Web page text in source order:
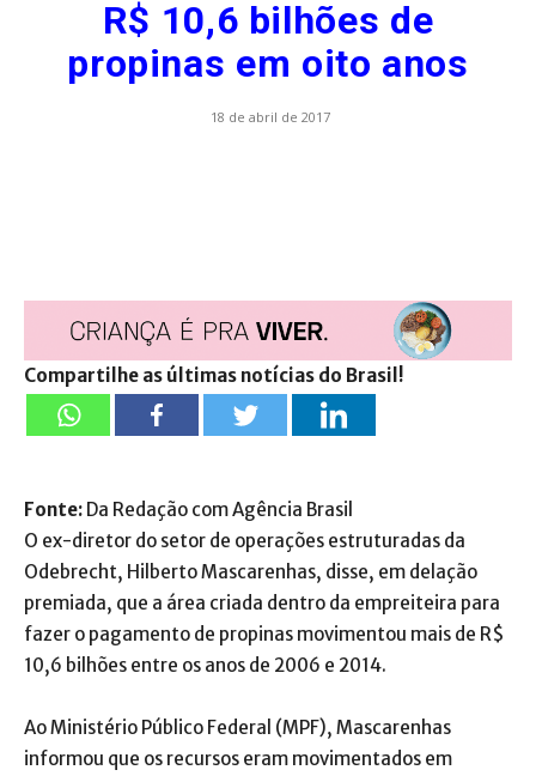
R$ 10,6 bilhões de
propinas em oito anos
18 de abril de 2017
Compartilhe as últimas notícias do Brasil!
Fonte: Da Redação com Agência Brasil
O ex-diretor do setor de operações estruturadas da
Odebrecht, Hilberto Mascarenhas, disse, em delação
premiada, que a área criada dentro da empreiteira para
fazer o pagamento de propinas movimentou mais de R$
10,6 bilhões entre os anos de 2006 e 2014.
Ao Ministério Público Federal (MPF), Mascarenhas
informou que os recursos eram movimentados em